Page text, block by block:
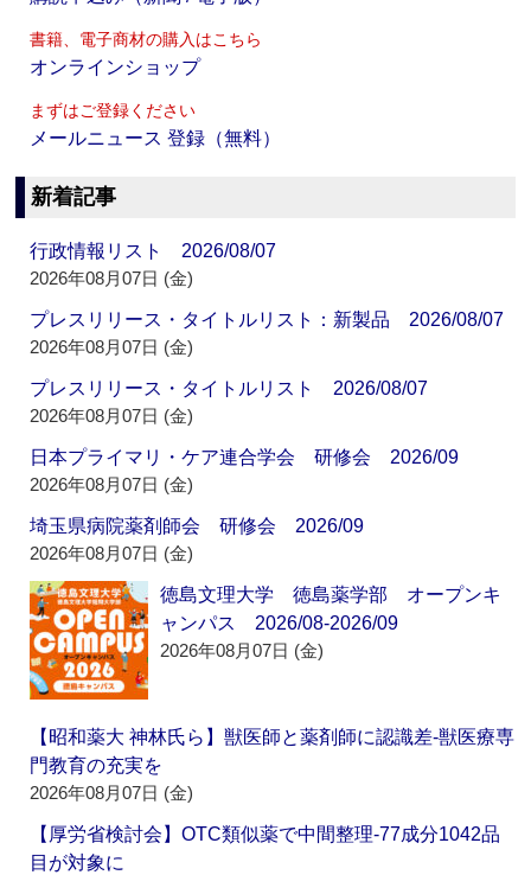
書籍、電子商材の購入はこちら
オンラインショップ
まずはご登録ください
メールニュース 登録（無料）
新着記事
行政情報リスト 2026/08/07
2026年08月07日 (金)
プレスリリース・タイトルリスト：新製品 2026/08/07
2026年08月07日 (金)
プレスリリース・タイトルリスト 2026/08/07
2026年08月07日 (金)
日本プライマリ・ケア連合学会 研修会 2026/09
2026年08月07日 (金)
埼玉県病院薬剤師会 研修会 2026/09
2026年08月07日 (金)
徳島文理大学 徳島薬学部 オープンキ
ャンパス 2026/08-2026/09
2026年08月07日 (金)
【昭和薬大 神林氏ら】獣医師と薬剤師に認識差‐獣医療専
門教育の充実を
2026年08月07日 (金)
【厚労省検討会】OTC類似薬で中間整理‐77成分1042品
目が対象に